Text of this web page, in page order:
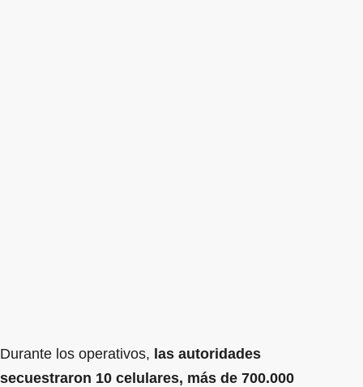
Durante los operativos, las autoridades
secuestraron 10 celulares, más de 700.000